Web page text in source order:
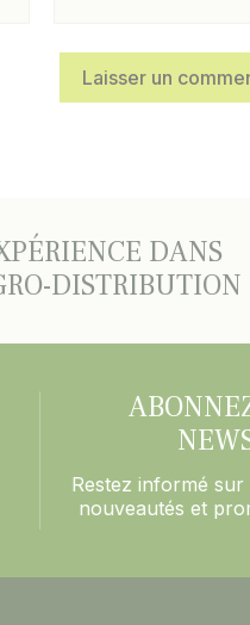
Laisser un
DANS
DISTRIBUTION
Restez informé sur
nouveautés et